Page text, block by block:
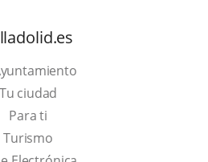
Tu ciudad
Para ti
TurismoEste